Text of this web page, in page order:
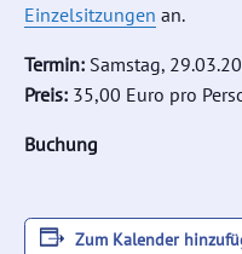
Einzelsitzungen an.
Termin: Samstag,
Preis: 35,00 Euro pro
Buchung
Zum Kalender